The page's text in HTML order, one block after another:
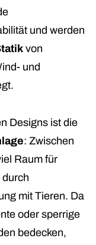
und werden
von
und
Designs ist die
: Zwischen
Raum für
durch
mit Tieren. Da
oder sperrige
bedecken,